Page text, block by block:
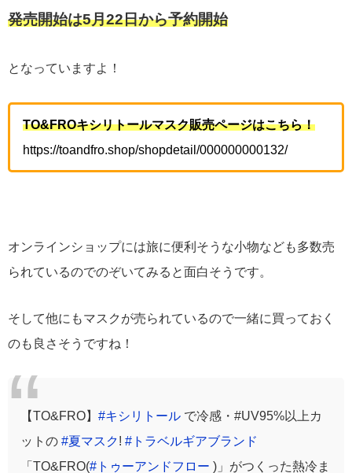
発売開始は5月22日から予約開始
となっていますよ！
TO&FROキシリトールマスク販売ページはこちら！
https://toandfro.shop/shopdetail/000000000132/
オンラインショップには旅に便利そうな小物なども多数売
られているのでのぞいてみると面白そうです。
そして他にもマスクが売られているので一緒に買っておく
のも良さそうですね！
【TO&FRO】 #キシリトール で冷感・#UV95%以上カ
ットの #夏マスク! #トラベルギアブランド
「TO&FRO(#トゥーアンドフロー )」がつくった熱冷ま